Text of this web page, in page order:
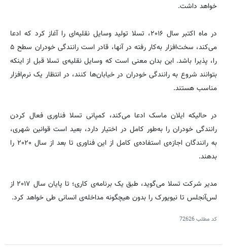
خواهد داشت.
در ماه اکتبر سال ۲۰۱۶، تسلا تولید وسایل نقلیه‌ای را آغاز کرد که ادعا
می‌کند، سخت‌افزار به‌کار رفته در آنها، قادر است رانندگی خودران سطح ۵
را، پذیرا باشد. این بدان معنی است که وسایل نقلیه‌ی تسلا قبل از اینکه
بتوانند شروع به رانندگی خودران در خیابان‌ها کنند، در انتظار یک نرم‌افزار
مناسب هستند.
در حالیکه ایلان ماسک ادعا می‌کند، کمپانی تسلا فناوری فعال کردن
رانندگی خودران را به‌طور کامل در اختیار دارد، بعید است قوانین شهری،
به رانندگان اجازه‌ی استفاده‌ی کامل از این فناوری تا بعد از سال ۲۰۲۰ را
بدهند.
مدیر شرکت تسلا می‌گوید، طبق یک برنامه‌ی کاری؛ تا پایان سال ۲۰۱۷ از
لس‌آنجلس تا نیویورک را بدون هیچگونه مداخله‌ی انسانی طی خواهد کرد.
کد مطلب72626